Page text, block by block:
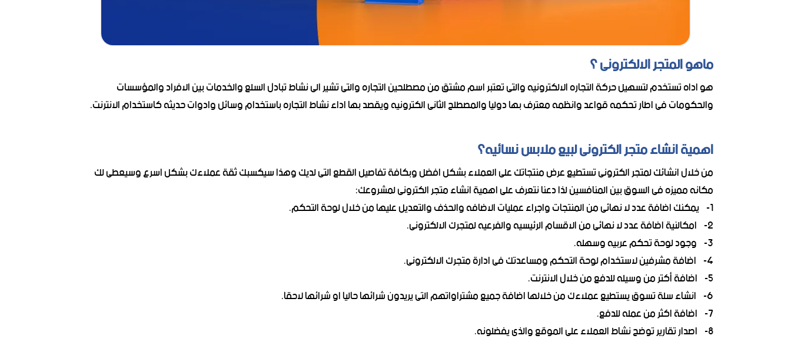
ماهو المتجر الالكترونى ؟
هو اداه تستخدم لتسهيل حركة التجاره الالكترونيه والتى تعتبر اسم مشتق من مصطلحين التجاره والتى تشير الى نشاط تبادل السلع والخدمات بين الافراد والمؤسسات
والحكومات فى اطار تحكمه قواعد وانظمه معترف بها دوليا والمصطلح الثانى الكترونيه ويقصد بها اداء نشاط التجاره باستخدام وسائل وادوات حديثه كاستخدام الانترنت.
اهمية انشاء متجر الكترونى لبيع ملابس نسائيه؟
من خلال انشائك لمتجر الكترونى تستطيع عرض منتجاتك على العملاء بشكل افضل وبكافة تفاصيل القطع التى لديك وهذا سيكسبك ثقة عملاءك بشكل اسرع وسيعطى لك
مكانه مميزه فى السوق بين المنافسين لذا دعنا نتعرف على اهمية انشاء متجر الكترونى لمشروعك:
1- يمكنك اضافة عدد لا نهائى من المنتجات واجراء عمليات الاضافه والحذف والتعديل عليها من خلال لوحة التحكم.
2- امكالنية اضافة عدد لا نهائى من الاقسام الرئيسيه والفرعيه لمتجرك الالكترونى.
3- وجود لوحة تحكم عربيه وسهله.
4- اضافة مشرفين لاستخدام لوحة التحكم ومساعدتك فى ادارة متجرك الالكترونى.
5- اضافة أكتر من وسيله للدفع من خلال الانترنت.
6- انشاء سلة تسوق يستطيع عملاءك من خلالها اضافة جميع مشتراواتهم التى يريدون شرائها حاليا او شرائها لاحقا.
7- اضافة اكثر من عمله للدفع.
8- اصدار تقارير توضح نشاط العملاء على الموقع والذى يفضلونه.